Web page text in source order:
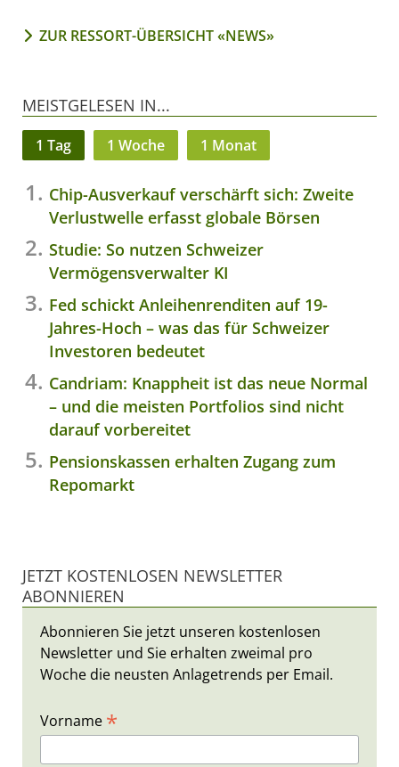
ZUR RESSORT-ÜBERSICHT «NEWS»
MEISTGELESEN IN...
1 Tag 1 Woche 1 Monat
Chip-Ausverkauf verschärft sich: Zweite
Verlustwelle erfasst globale Börsen
Studie: So nutzen Schweizer
Vermögensverwalter KI
Fed schickt Anleihenrenditen auf 19-
Jahres-Hoch – was das für Schweizer
Investoren bedeutet
Candriam: Knappheit ist das neue Normal
– und die meisten Portfolios sind nicht
darauf vorbereitet
Pensionskassen erhalten Zugang zum
Repomarkt
JETZT KOSTENLOSEN NEWSLETTER
ABONNIEREN
Abonnieren Sie jetzt unseren kostenlosen
Newsletter und Sie erhalten zweimal pro
Woche die neusten Anlagetrends per Email.
Vorname *